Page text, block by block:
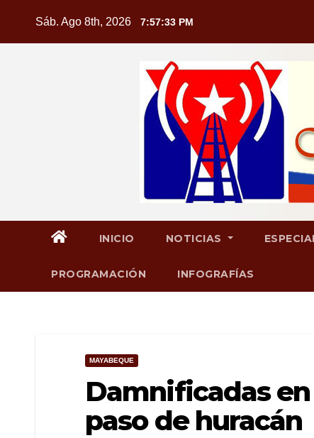
Sáb. Ago 8th, 2026 7:57:33 PM
INICIO NOTICIAS
PROGRAMACIÓN INFOGRAFÍAS
MAYABEQUE
Damnificadas
paso de huracán